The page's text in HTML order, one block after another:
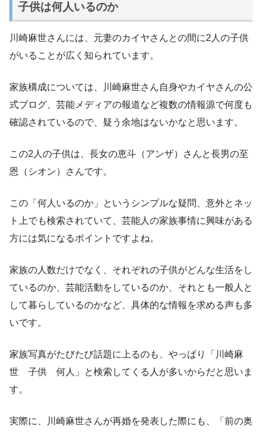
子供は何人いるのか
川崎麻世さんには、元妻のカイヤさんとの間に2人の子供
がいることが広く知られています。
家族構成については、川崎麻世さん自身やカイヤさんの公
式ブログ、芸能メディアの報道など複数の情報源で何度も
確認されているので、疑う余地はないかなと思います。
この2人の子供は、長女の恵斗（アンザ）さんと長男の至
恩（シオン）さんです。
この「何人いるのか」というシンプルな疑問、意外とネッ
ト上でも検索されていて、芸能人の家族事情に興味がある
方には気になるポイントですよね。
家族の人数だけでなく、それぞれの子供がどんな生活をし
ているのか、芸能活動をしているのか、それとも一般人と
して暮らしているのかなど、具体的な情報を求める声も多
いです。
家族写真がたびたび話題に上るのも、やっぱり「川崎麻
世 子供 何人」と検索してくる人が多いからだと思いま
す。
実際に、川崎麻世さんが再婚を発表した際にも、「前の奥